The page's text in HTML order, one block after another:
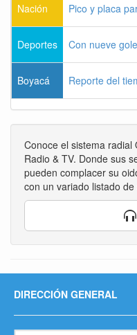
Nación Pico y placa
Deportes Con nueve
Boyacá Reporte del
Conoce el sistema radial
Radio & TV. Donde sus
pueden complacer su
con un variado listado
DIRECCIÓN GENERAL